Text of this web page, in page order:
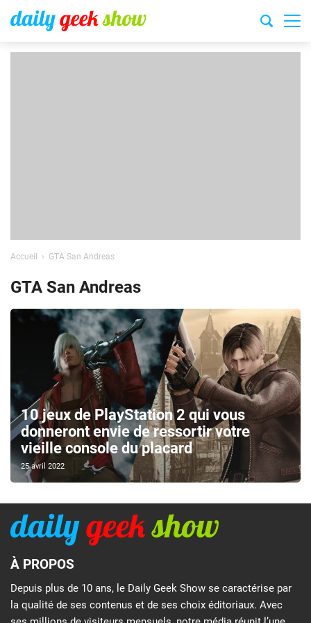
Accueil GTA San Andreas
GTA San Andreas
10 jeux de PlayStation 2 qui vous
donneront envie de ressortir votre
vieille console du placard
25 avril 2022
À PROPOS
Depuis plus de 10 ans, le Daily Geek Show se caractérise par
la qualité de ses contenus et de ses choix éditoriaux. Avec